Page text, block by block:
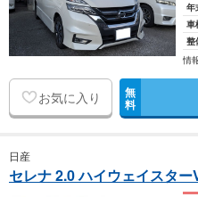
年
車
整
情
お気に入り 無
料
日産
セレナ 2.0 ハイウェイスター